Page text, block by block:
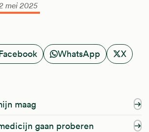
mei 2025
WhatsApp X
maag
gaan proberen